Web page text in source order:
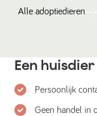
Alle adoptiedieren
Een
Persoonlijk
Geen handel in